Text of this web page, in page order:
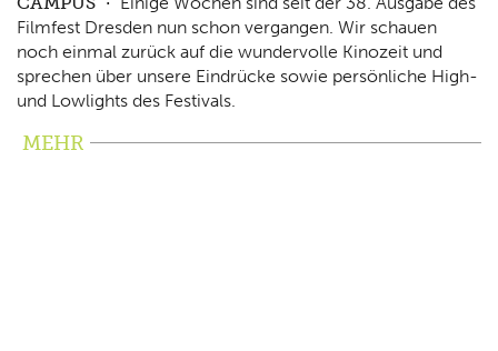
Filmfest Dresden nun schon vergangen. Wir schauen
noch einmal zurück auf die wundervolle Kinozeit und
sprechen über unsere Eindrücke sowie persönliche High-
und Lowlights des Festivals.
MEHR